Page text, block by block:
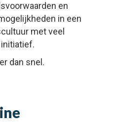
en
in een
met veel
dan snel.